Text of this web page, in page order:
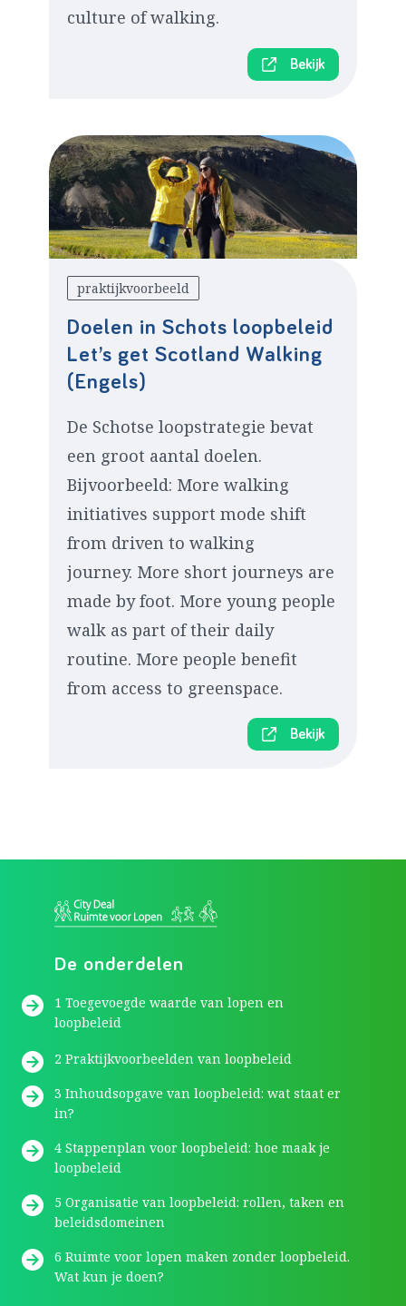
culture of walking.
Bekijk
praktijkvoorbeeld
Doelen in Schots loopbeleid
Let’s get Scotland Walking
(Engels)
De Schotse loopstrategie bevat
een groot aantal doelen.
Bijvoorbeeld: More walking
initiatives support mode shift
from driven to walking
journey. More short journeys are
made by foot. More young people
walk as part of their daily
routine. More people benefit
from access to greenspace.
Bekijk
De onderdelen
1 Toegevoegde waarde van lopen en
loopbeleid
2 Praktijkvoorbeelden van loopbeleid
3 Inhoudsopgave van loopbeleid: wat staat er
in?
4 Stappenplan voor loopbeleid: hoe maak je
loopbeleid
5 Organisatie van loopbeleid: rollen, taken en
beleidsdomeinen
6 Ruimte voor lopen maken zonder loopbeleid.
Wat kun je doen?